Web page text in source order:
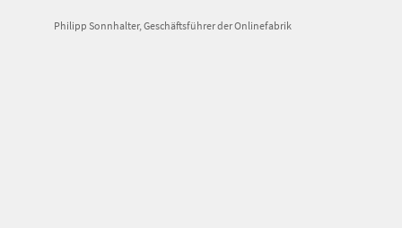
Philipp Sonnhalter, Geschäftsführer der Onlinefabrik